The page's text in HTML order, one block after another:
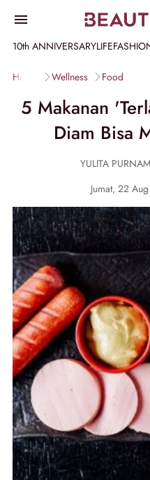
10th ANNIVERSARYLIFE
Home Wellness Food
5 Makanan
Diam Bisa
YULITA
Jumat, 22